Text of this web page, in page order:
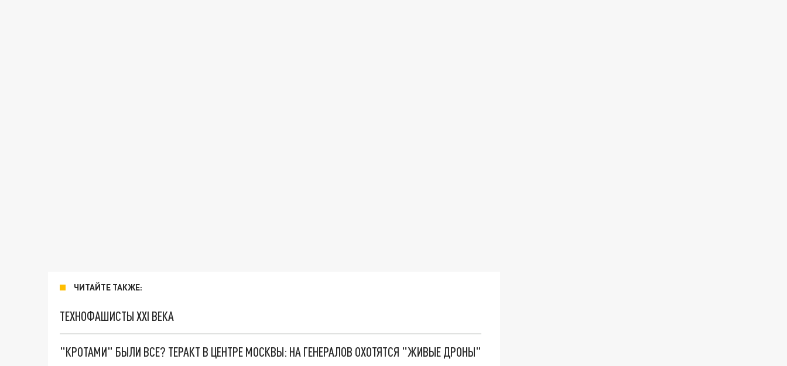
ЧИТАЙТЕ ТАКЖЕ:
ТЕХНОФАШИСТЫ XXI ВЕКА
"КРОТАМИ" БЫЛИ ВСЕ? ТЕРАКТ В ЦЕНТРЕ МОСКВЫ: НА ГЕНЕРАЛОВ ОХОТЯТСЯ "ЖИВЫЕ ДРОНЫ"